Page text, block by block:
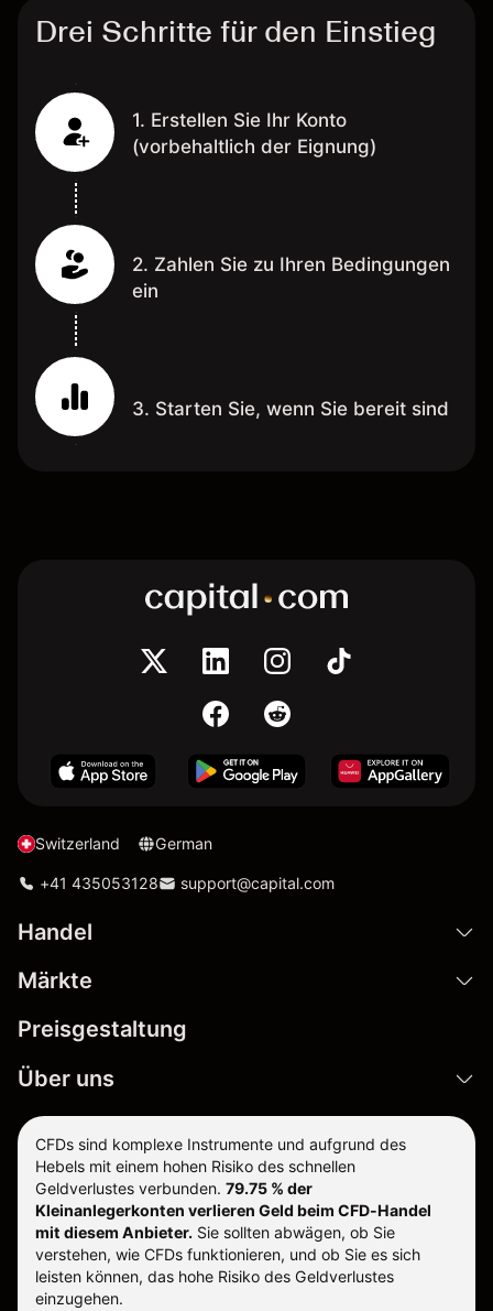
Drei Schritte für den Einstieg
1. Erstellen Sie Ihr Konto
(vorbehaltlich der Eignung)
2. Zahlen Sie zu Ihren Bedingungen
ein
3. Starten Sie, wenn Sie bereit sind
Switzerland German
+41 435053128 support@capital.com
Handel
Märkte
Preisgestaltung
Über uns
CFDs sind komplexe Instrumente und aufgrund des
Hebels mit einem hohen Risiko des schnellen
Geldverlustes verbunden. 79.75 % der
Kleinanlegerkonten verlieren Geld beim CFD-Handel
mit diesem Anbieter. Sie sollten abwägen, ob Sie
verstehen, wie CFDs funktionieren, und ob Sie es sich
leisten können, das hohe Risiko des Geldverlustes
einzugehen.